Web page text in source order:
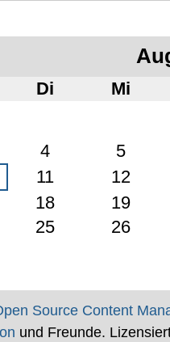
Di Mi
4 5
11 12
18 19
25 26
Source Content
und Freunde.